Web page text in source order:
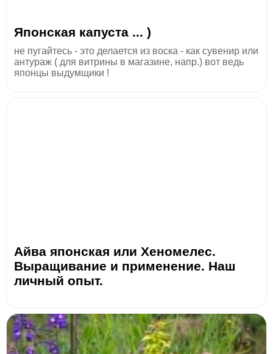
Японская капуста ... )
не пугайтесь - это делается из воска - как сувенир или
антураж ( для витрины в магазине, напр.) вот ведь
японцы выдумщики !
Айва японская или Хеномелес.
Выращивание и применение. Наш
личный опыт.